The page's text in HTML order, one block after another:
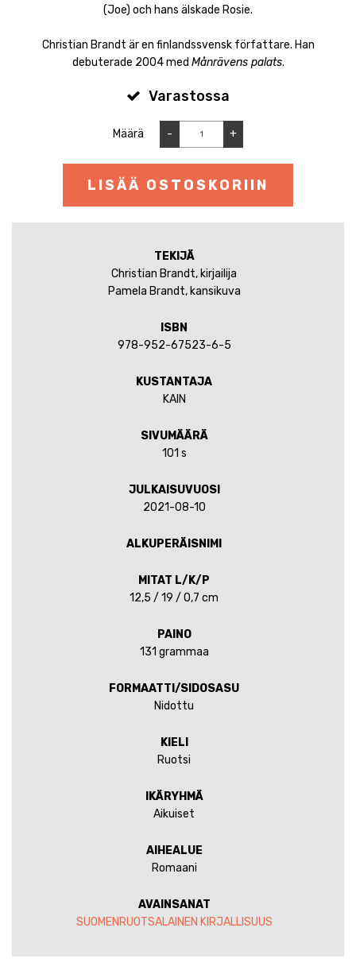
(Joe) och hans älskade Rosie.
Christian Brandt är en finlandssvensk författare. Han
debuterade 2004 med Månrävens palats.
Varastossa
Määrä - +
LISÄÄ OSTOSKORIIN
TEKIJÄ
Christian Brandt, kirjailija
Pamela Brandt, kansikuva
ISBN
978-952-67523-6-5
KUSTANTAJA
KAIN
SIVUMÄÄRÄ
101 s
JULKAISUVUOSI
2021-08-10
ALKUPERÄISNIMI
MITAT L/K/P
12,5 / 19 / 0,7 cm
PAINO
131 grammaa
FORMAATTI/SIDOSASU
Nidottu
KIELI
Ruotsi
IKÄRYHMÄ
Aikuiset
AIHEALUE
Romaani
AVAINSANAT
SUOMENRUOTSALAINEN KIRJALLISUUS